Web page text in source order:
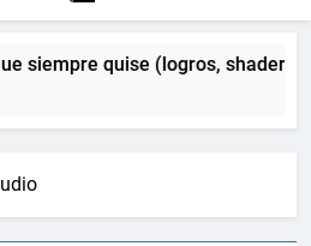
quise (logros, shaders CRT